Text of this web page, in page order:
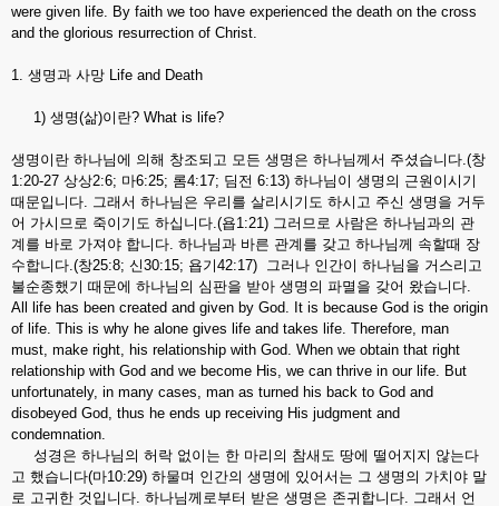
were given life. By faith we too have experienced the death on the cross
and the glorious resurrection of Christ.
1. 생명과 사망 Life and Death
1) 생명(삶)이란? What is life?
생명이란 하나님에 의해 창조되고 모든 생명은 하나님께서 주셨습니다.(창
1:20-27 상상2:6; 마6:25; 롬4:17; 딤전 6:13) 하나님이 생명의 근원이시기
때문입니다. 그래서 하나님은 우리를 살리시기도 하시고 주신 생명을 거두
어 가시므로 죽이기도 하십니다.(욥1:21) 그러므로 사람은 하나님과의 관
계를 바로 가져야 합니다. 하나님과 바른 관계를 갖고 하나님께 속할때 장
수합니다.(창25:8; 신30:15; 욥기42:17) 그러나 인간이 하나님을 거스리고
불순종했기 때문에 하나님의 심판을 받아 생명의 파멸을 갖어 왔습니다.
All life has been created and given by God. It is because God is the origin
of life. This is why he alone gives life and takes life. Therefore, man
must, make right, his relationship with God. When we obtain that right
relationship with God and we become His, we can thrive in our life. But
unfortunately, in many cases, man as turned his back to God and
disobeyed God, thus he ends up receiving His judgment and
condemnation.
성경은 하나님의 허락 없이는 한 마리의 참새도 땅에 떨어지지 않는다
고 했습니다(마10:29) 하물며 인간의 생명에 있어서는 그 생명의 가치야 말
로 고귀한 것입니다. 하나님께로부터 받은 생명은 존귀합니다. 그래서 언